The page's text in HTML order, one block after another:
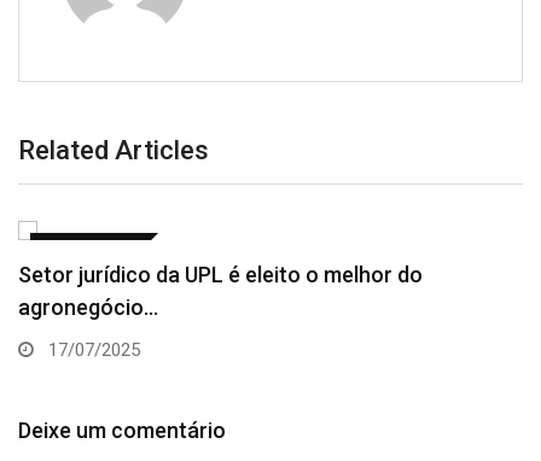
Related Articles
Setor jurídico da UPL é eleito o melhor do
agronegócio…
17/07/2025
Deixe um comentário